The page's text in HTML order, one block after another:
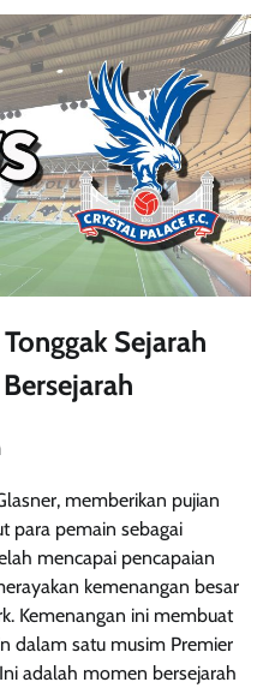
Sejarah
memberikan pujian
para pemain sebagai
mencapai pencapaian
kemenangan besar
Kemenangan ini membuat
dalam satu musim Premier
adalah momen bersejarah